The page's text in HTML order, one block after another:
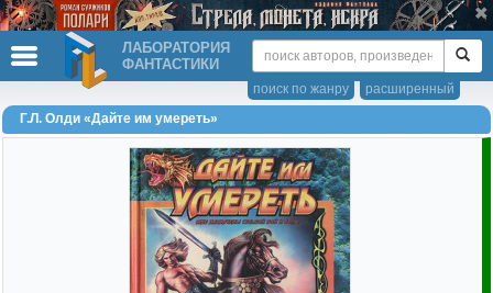
ЛАБОРАТОРИЯ
ФАНТАСТИКИ
расширенный
поиск по жанру
Г.Л. Олди «Дайте им умереть»